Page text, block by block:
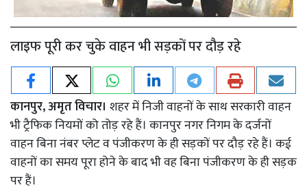
लाइफ पूरी कर चुके वाहन भी सड़कों पर दौड़ रहे
कानपुर, अमृत विचार। शहर में निजी वाहनों के साथ सरकारी वाहन
भी ट्रैफिक नियमों को तोड़ रहे हैं। कानपुर नगर निगम के दर्जनों
वाहन बिना नंबर प्लेट व पंजीकरण के ही सड़कों पर दौड़ रहे हैं। कई
वाहनों का समय पूरा होने के बाद भी वह बिना पंजीकरण के ही सड़क
पर हैं।